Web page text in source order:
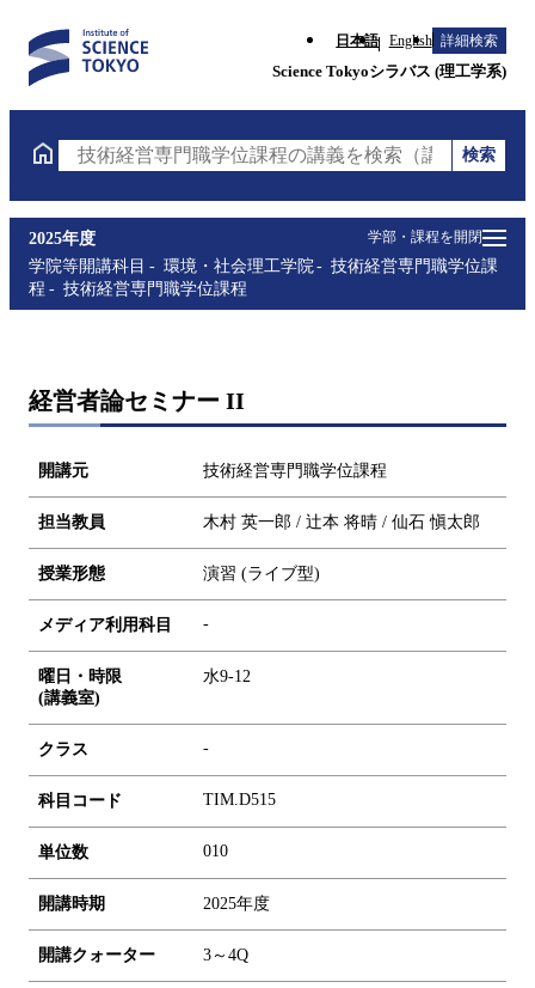
日本語 English 詳細検索
Science Tokyoシラバス (理工学系)
技術経営専門職学位課程の講義を検索（講義名・科
検索
学部・課程を開閉
2025年度
学院等開講科目
環境・社会理工学院
技術経営専門職学位課
程
技術経営専門職学位課程
経営者論セミナー II
開講元 技術経営専門職学位課程
担当教員 木村 英一郎 / 辻本 将晴 / 仙石 愼太郎
授業形態 演習 (ライブ型)
メディア利用科目 -
曜日・時限
(講義室)
水9-12
クラス -
科目コード TIM.D515
単位数 010
開講時期 2025年度
開講クォーター 3～4Q